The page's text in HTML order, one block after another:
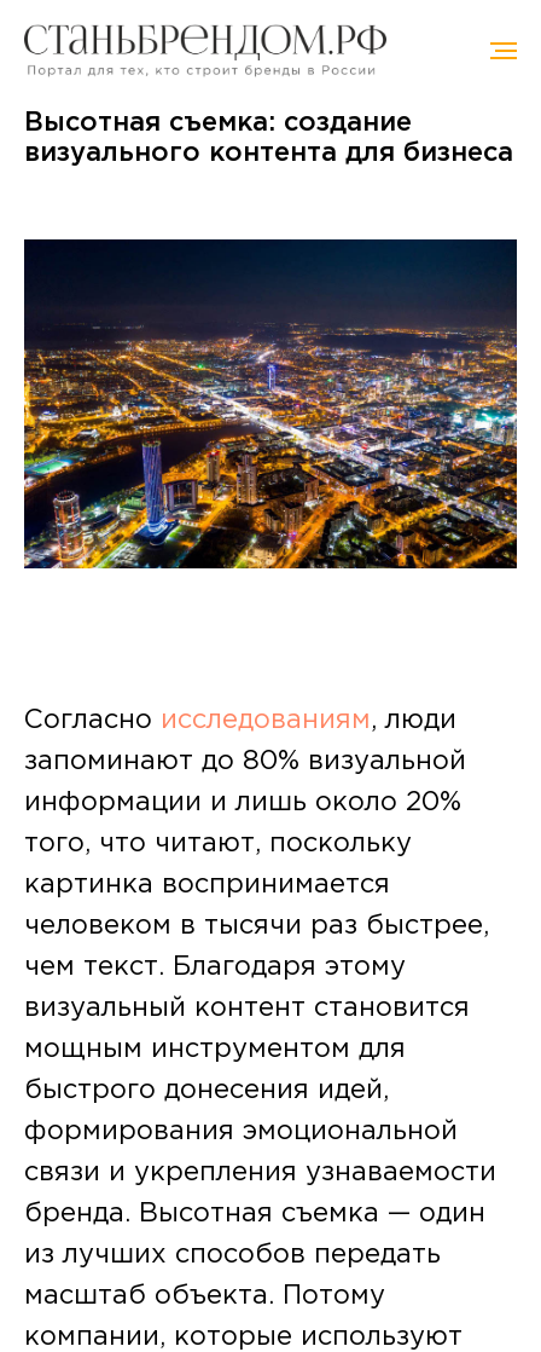
Высотная съемка: создание
визуального контента для бизнеса
Согласно исследованиям , люди
запоминают до 80% визуальной
информации и лишь около 20%
того, что читают, поскольку
картинка воспринимается
человеком в тысячи раз быстрее,
чем текст. Благодаря этому
визуальный контент становится
мощным инструментом для
быстрого донесения идей,
формирования эмоциональной
связи и укрепления узнаваемости
бренда. Высотная съемка — один
из лучших способов передать
масштаб объекта. Потому
компании, которые используют